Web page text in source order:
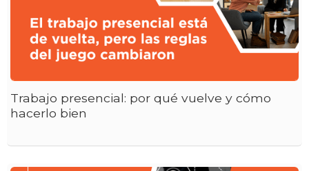
Trabajo presencial: por qué vuelve y cómo
hacerlo bien